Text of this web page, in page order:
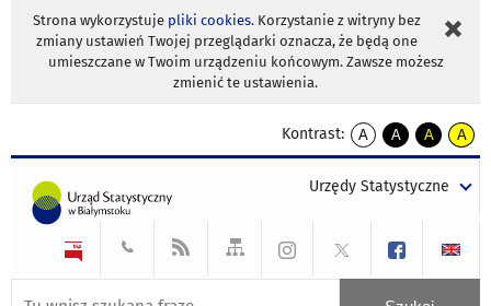
Strona wykorzystuje pliki cookies. Korzystanie z witryny bez
zmiany ustawień Twojej przeglądarki oznacza, że będą one
umieszczane w Twoim urządzeniu końcowym. Zawsze możesz
zmienić te ustawienia.
Kontrast:
A
kontrast
A
kontrast
tekst
czarnym
A
kontrast
tekst
czarnym
A
tekst
żółtym
Urzędy Statystyczne